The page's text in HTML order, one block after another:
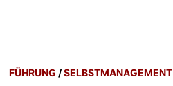
FÜHRUNG /SELBSTMANAGEMENT